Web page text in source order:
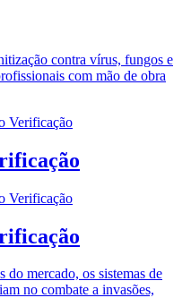
contra vírus, fungos e
com mão de obra
do mercado, os sistemas de
no combate a invasões,